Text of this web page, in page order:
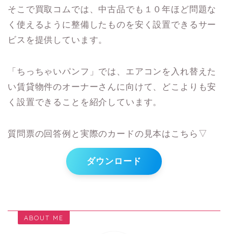
そこで買取コムでは、中古品でも１０年ほど問題な
く使えるように整備したものを安く設置できるサー
ビスを提供しています。
「ちっちゃいパンフ」では、エアコンを入れ替えた
い賃貸物件のオーナーさんに向けて、どこよりも安
く設置できることを紹介しています。
質問票の回答例と実際のカードの見本はこちら▽
ダウンロード
ABOUT ME